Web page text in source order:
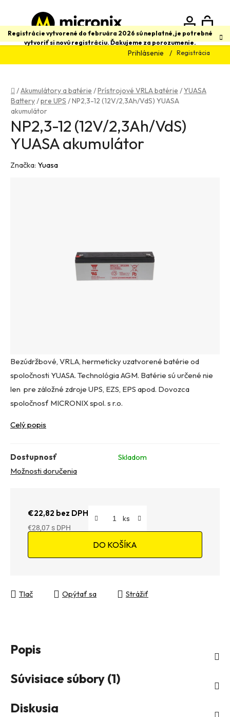
obsah
Registrácie vytvorené do februára 2026 sú neplatné, je potrebné
vytvoriť si novú registráciu. Ďakujeme za porozumenie.
Prihlásenie Registrácia
Hľadať
Domov
/Akumulátory a batérie /Prístrojové VRLA batérie /YUASA
Battery/pre UPS /NP2,3-12 (12V/2,3Ah/VdS) YUASA
akumulátor
Bezúdržbové, VRLA, hermeticky uzatvorené batérie od
spoločnosti YUASA. Technológia AGM. Batérie sú určené nie
len pre záložné zdroje UPS, EZS, EPS apod. Dovozca
spoločnosť MICRONIX spol. s r.o.
Celý popis
Dostupnosť
Skladom
Možnosti doručenia
€22,82 bez DPH
€28,07
DO KOŠÍKA
Tlač Opýtať sa Strážiť
NP2,3-12 (12V/2,3Ah/VdS)
YUASA akumulátor
Značka: Yuasa
Popis
Súvisiace súbory (1)
Diskusia